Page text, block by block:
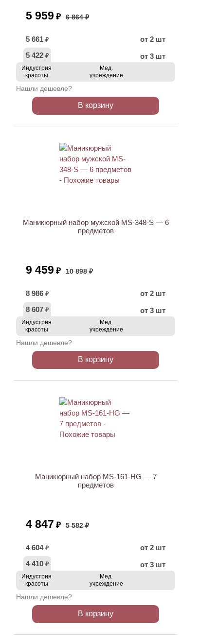
5 959 ₽ 6 864 ₽
5 661 ₽
от 2 шт
5 422 ₽ от 3 шт
Индустрия
красоты
Мед.
учреждение
Нашли дешевле?
В корзину
Маникюрный набор мужской MS-348-S — 6
предметов
9 459 ₽ 10 898 ₽
8 986 ₽
от 2 шт
8 607 ₽ от 3 шт
Индустрия
красоты
Мед.
учреждение
Нашли дешевле?
В корзину
Маникюрный набор MS-161-HG — 7
предметов
4 847 ₽ 5 582 ₽
4 604 ₽
от 2 шт
4 410 ₽ от 3 шт
Индустрия
красоты
Мед.
учреждение
Нашли дешевле?
В корзину